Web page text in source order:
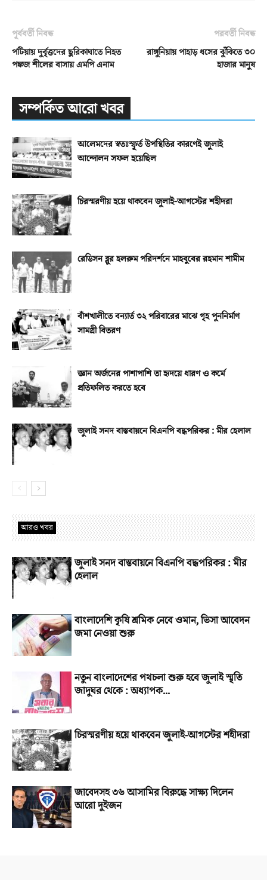
পূর্ববর্তী নিবন্ধ
পটিয়ায় দুর্বৃত্তদের ছুরিকাঘাতে নিহত
পঙ্কজ শীলের বাসায় এমপি এনাম
পরবর্তী নিবন্ধ
রাঙ্গুনিয়ায় পাহাড় ধসের ঝুঁকিতে ৩০
হাজার মানুষ
সম্পর্কিত আরো খবর
আলেমদের স্বতঃস্ফূর্ত উপস্থিতির কারণেই জুলাই
আন্দোলন সফল হয়েছিল
চিরস্মরণীয় হয়ে থাকবেন জুলাই-আগস্টের শহীদরা
রেডিসন ব্লুর হলরুম পরিদর্শনে মাহবুবের রহমান শামীম
বাঁশখালীতে বন্যার্ত ৩২ পরিবারের মাঝে গৃহ পুননির্মাণ
সামগ্রী বিতরণ
জ্ঞান অর্জনের পাশাপাশি তা হৃদয়ে ধারণ ও কর্মে
প্রতিফলিত করতে হবে
জুলাই সনদ বাস্তবায়নে বিএনপি বদ্ধপরিকর : মীর হেলাল
আরও খবর
জুলাই সনদ বাস্তবায়নে বিএনপি বদ্ধপরিকর : মীর
হেলাল
বাংলাদেশি কৃষি শ্রমিক নেবে ওমান, ভিসা আবেদন
জমা নেওয়া শুরু
নতুন বাংলাদেশের পথচলা শুরু হবে জুলাই স্মৃতি
জাদুঘর থেকে : অধ্যাপক...
চিরস্মরণীয় হয়ে থাকবেন জুলাই-আগস্টের শহীদরা
জাবেদসহ ৩৬ আসামির বিরুদ্ধে সাক্ষ্য দিলেন
আরো দুইজন